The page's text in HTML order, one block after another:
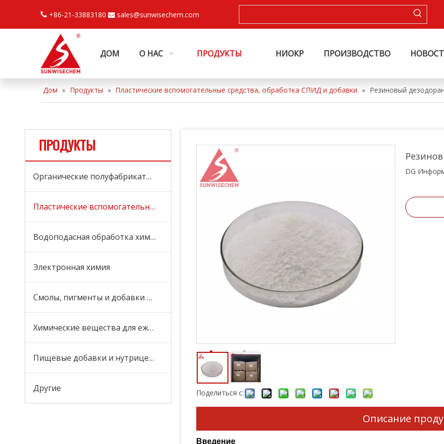
 +86-21-33883180  sales@sunwisechem.com
ДОМ О НАС ПРОДУКТЫ НИОКР ПРОИЗВОДСТВО
Дом » Продукты » Пластические вспомогательные средства, обработка СПИД и добавки » Резиновый
ПРОДУКТЫ
Органические полуфабрикаты и сырье
Пластические вспомогательные средства, обработка СПИД и добавки
Водоподасная обработка химикаты и боициды
Электронная химия
Смолы, пигменты и добавки для покрытий и чернилов
Химические вещества для ежедневного ухода
Пищевые добавки и нутрицевтики
Другие Поделиться с:
DG
Описание
Введение